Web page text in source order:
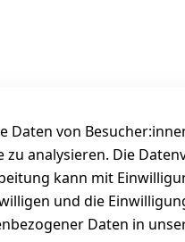
von
analysieren. Die
kann mit
und die
Daten in